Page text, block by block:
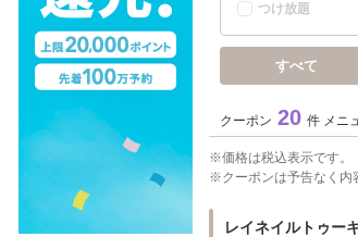
つけ放題
すべて
クーポン 20 件 メニ
価格は税込表示です。
クーポンは予告なく内
レイネイルトゥー